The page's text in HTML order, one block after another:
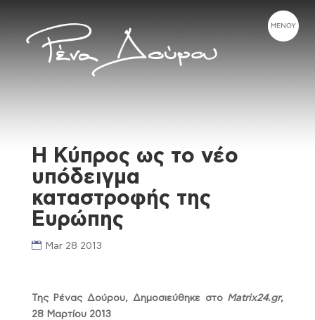
Η Κύπρος ως το νέο
υπόδειγμα
καταστροφής της
Ευρώπης
Mar 28 2013
Της Ρένας Δούρου, Δημοσιεύθηκε στο Matrix24.gr,
28 Μαρτίου 2013